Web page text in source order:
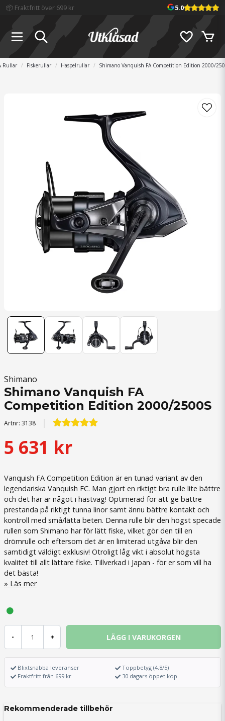
📦 Fraktfritt över 699 kr 5.0
Rullar Fiskerullar Haspelrullar Shimano Vanquish FA Competition Edition 2000/
Shimano
Shimano Vanquish FA
Competition Edition 2000/2500S
Artnr: 3138
5 631 kr
Vanquish FA Competition Edition är en tunad variant av den
legendariska Vanquish FC. Man gjort en riktigt bra rulle lite bättre
och det här är något i hästväg! Optimerad för att ge bättre
prestanda på riktigt tunna linor samt ännu bättre kontakt och
kontroll med små/lätta beten. Denna rulle blir den högst specade
rullen som Shimano har för lätt fiske, vilket gör den till en
drömrulle och eftersom det är en limiterad utgåva blir den
samtidigt väldigt exklusiv! Otroligt låg vikt i absolut högsta
kvalitet till allt lättare fiske. Tillverkad i Japan - för er som vill ha
det bästa!
Läs mer
- + LÄGG I VARUKORGEN
Blixtsnabba leveranser
Fraktfritt från 699 kr
Toppbetyg (4,8/5)
30 dagars öppet köp
Rekommenderade tillbehör